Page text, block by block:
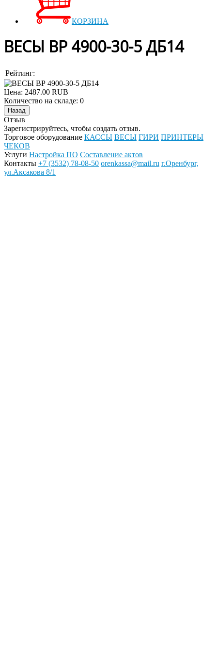
КОРЗИНА
ВЕСЫ ВР 4900-30-5 ДБ14
Рейтинг:
Цена: 2487.00 RUB
Количество на складе: 0
Отзыв
Зарегистрируйтесь, чтобы создать отзыв.
Торговое оборудование КАССЫ ВЕСЫ ГИРИ ПРИНТЕРЫ
ЧЕКОВ
Услуги Настройка ПО Составление актов
Контакты +7 (3532) 78-08-50 orenkassa@mail.ru г.Оренбург,
ул.Аксакова 8/1